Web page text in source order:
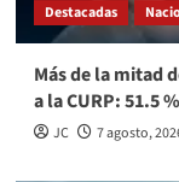
Destacadas
Más de la mitad
a la CURP: 51.5
JC 7 agosto,